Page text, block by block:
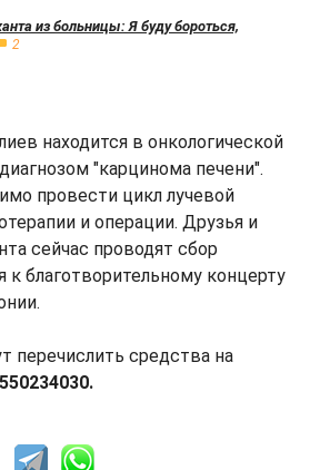
из больницы: Я буду бороться,
2
находится в онкологической
"карцинома печени".
провести цикл лучевой
и операции. Друзья и
сейчас проводят сбор
к благотворительному концерту
перечислить средства на